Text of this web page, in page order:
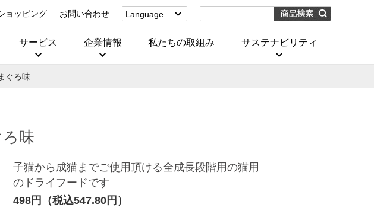
ョッピング お問い合わせ
Language
(Corporate)
サービス 企業情報 私たちの取組み サステナビリティ
ぐろ味
味
子猫から成猫までご使用頂ける全成長段階用の猫用
のドライフードです
498円（税込547.80円）